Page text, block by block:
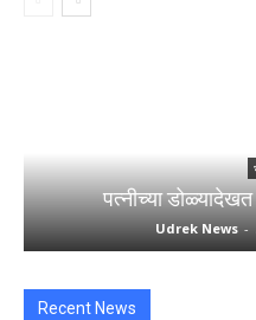
पत्नीच्या डोळ्यादेखत
Udrek News -
Recent News